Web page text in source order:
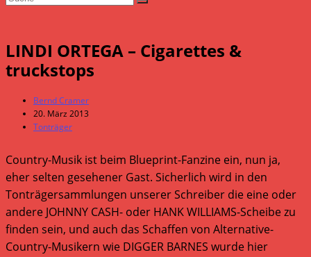
LINDI ORTEGA – Cigarettes &
truckstops
Beitrags-
Autor:
Bernd Cramer
Beitrag
veröffentlicht:
20. März 2013
Beitrags-
Tonträger
Country-Musik ist beim Blueprint-Fanzine ein, nun ja,
eher selten gesehener Gast. Sicherlich wird in den
Tonträgersammlungen unserer Schreiber die eine oder
andere JOHNNY CASH- oder HANK WILLIAMS-Scheibe zu
finden sein, und auch das Schaffen von Alternative-
Country-Musikern wie DIGGER BARNES wurde hier